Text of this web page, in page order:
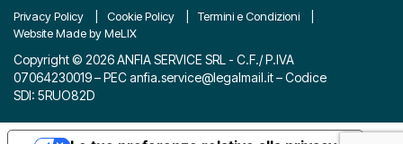
Privacy Policy Cookie Policy
Termini e Condizioni
Website Made by MeLIX
Copyright © 2026 ANFIA SERVICE SRL - C.F./ P.IVA
07064230019 – PECanfia.service@legalmail.it– Codice
SDI: 5RUO82D